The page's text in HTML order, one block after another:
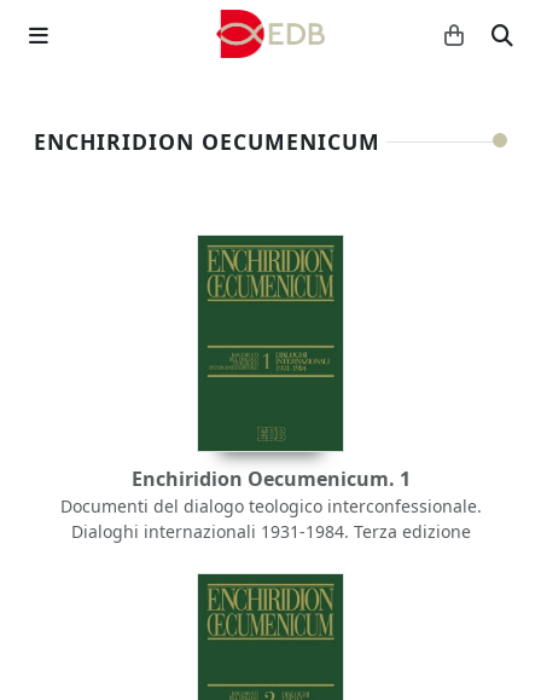
ENCHIRIDION OECUMENICUM
Enchiridion Oecumenicum. 1
Documenti del dialogo teologico interconfessionale.
Dialoghi internazionali 1931-1984. Terza edizione